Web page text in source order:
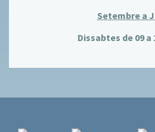
Setembre a
Dissabtes de 09 a